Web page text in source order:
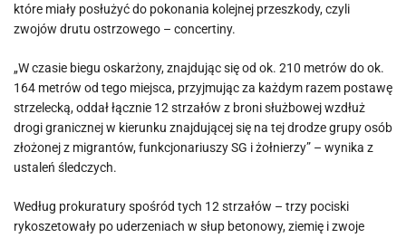
które miały posłużyć do pokonania kolejnej przeszkody, czyli
zwojów drutu ostrzowego – concertiny.
„W czasie biegu oskarżony, znajdując się od ok. 210 metrów do ok.
164 metrów od tego miejsca, przyjmując za każdym razem postawę
strzelecką, oddał łącznie 12 strzałów z broni służbowej wzdłuż
drogi granicznej w kierunku znajdującej się na tej drodze grupy osób
złożonej z migrantów, funkcjonariuszy SG i żołnierzy” – wynika z
ustaleń śledczych.
Według prokuratury spośród tych 12 strzałów – trzy pociski
rykoszetowały po uderzeniach w słup betonowy, ziemię i zwoje